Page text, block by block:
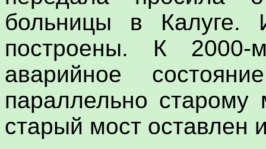
больницы в
построены. К
аварийное
параллельно
старый мост оставлен